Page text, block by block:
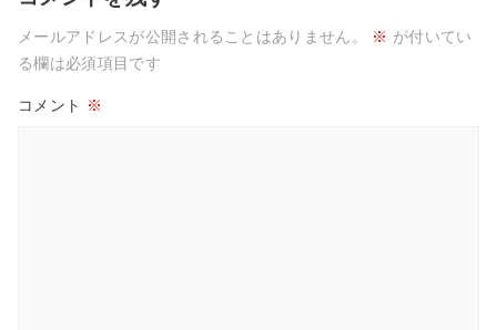
メールアドレスが公開されることはありません。 ※ が付いてい
る欄は必須項目です
コメント ※